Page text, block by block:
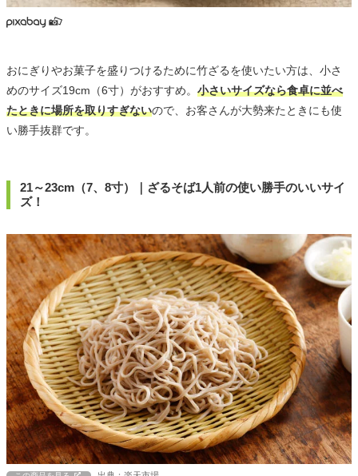
おにぎりやお菓子を盛りつけるために竹ざるを使いたい方は、小さ
めのサイズ19cm（6寸）がおすすめ。 小さいサイズなら食卓に並べ
たときに場所を取りすぎないので、お客さんが大勢来たときにも使
い勝手抜群です。
21～23cm（7、8寸）｜ざるそば1人前の使い勝手のいいサイ
ズ！